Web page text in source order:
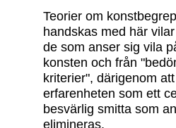
Teorier om
handskas med här
de som anser sig vila
konsten och från
kriterier", därigenom
erfarenheten som ett
besvärlig smitta som
elimineras.